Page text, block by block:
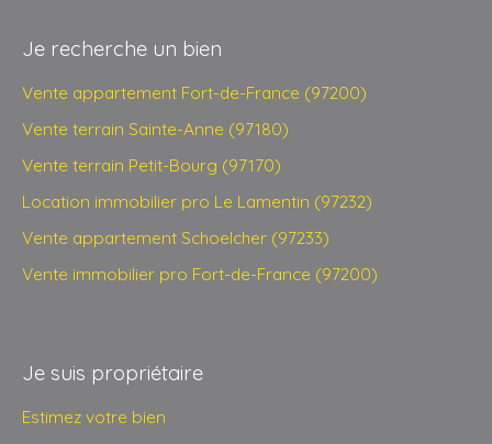
Je recherche un bien
Vente appartement Fort-de-France (97200)
Vente terrain Sainte-Anne (97180)
Vente terrain Petit-Bourg (97170)
Location immobilier pro Le Lamentin (97232)
Vente appartement Schoelcher (97233)
Vente immobilier pro Fort-de-France (97200)
Je suis propriétaire
Estimez votre bien